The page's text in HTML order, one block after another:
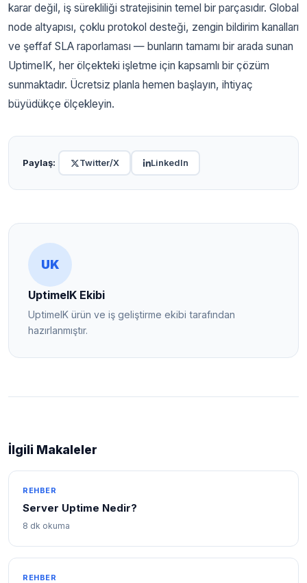
karar değil, iş sürekliliği stratejisinin temel bir parçasıdır. Global
node altyapısı, çoklu protokol desteği, zengin bildirim kanalları
ve şeffaf SLA raporlaması — bunların tamamı bir arada sunan
UptimeIK, her ölçekteki işletme için kapsamlı bir çözüm
sunmaktadır. Ücretsiz planla hemen başlayın, ihtiyaç
büyüdükçe ölçekleyin.
Paylaş: Twitter/X LinkedIn
UK
UptimeIK Ekibi
UptimeIK ürün ve iş geliştirme ekibi tarafından
hazırlanmıştır.
İlgili Makaleler
REHBER
Server Uptime Nedir?
8 dk okuma
REHBER